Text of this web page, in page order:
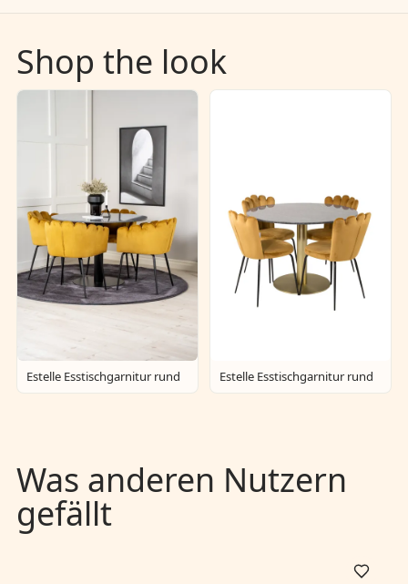
Shop the look
Estelle Esstischgarnitur rund Estelle Esstischgarnitur rund
Was anderen Nutzern
gefällt